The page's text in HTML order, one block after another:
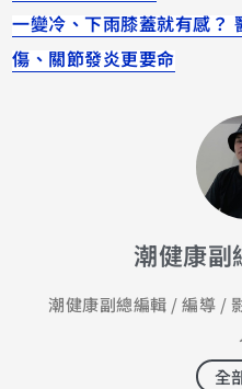
一變冷、下雨膝蓋就有感？
傷、關節發炎更要命
潮健康副
潮健康副總編輯 / 編導 /
全